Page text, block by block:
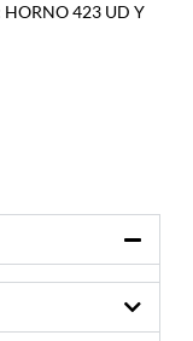
423 UD Y